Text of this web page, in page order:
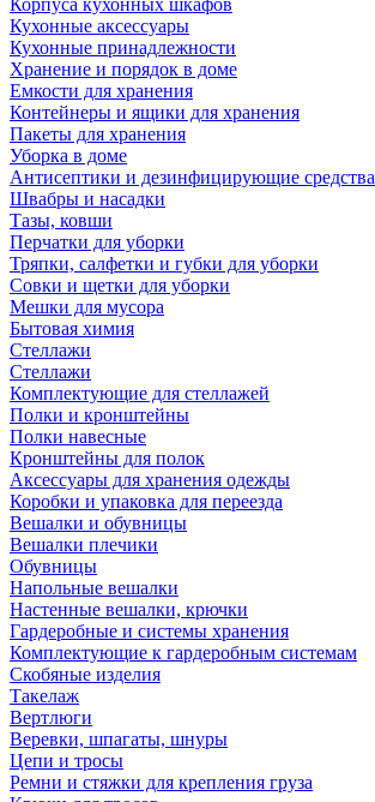
Корпуса кухонных шкафов
Кухонные аксессуары
Кухонные принадлежности
Хранение и порядок в доме
Емкости для хранения
Контейнеры и ящики для хранения
Пакеты для хранения
Уборка в доме
Антисептики и дезинфицирующие средства
Швабры и насадки
Тазы, ковши
Перчатки для уборки
Тряпки, салфетки и губки для уборки
Совки и щетки для уборки
Мешки для мусора
Бытовая химия
Стеллажи
Стеллажи
Комплектующие для стеллажей
Полки и кронштейны
Полки навесные
Кронштейны для полок
Аксессуары для хранения одежды
Коробки и упаковка для переезда
Вешалки и обувницы
Вешалки плечики
Обувницы
Напольные вешалки
Настенные вешалки, крючки
Гардеробные и системы хранения
Комплектующие к гардеробным системам
Скобяные изделия
Такелаж
Вертлюги
Веревки, шпагаты, шнуры
Цепи и тросы
Ремни и стяжки для крепления груза